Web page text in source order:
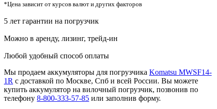
*Цена зависит от курсов валют и других факторов
5 лет гарантии на погрузчик
Можно в аренду, лизинг, трейд-ин
Любой удобный способ оплаты
Мы продаем аккумуляторы для погрузчика Komatsu MWSF14-
1R с доставкой по Москве, Спб и всей России. Вы можете
купить аккумулятор на вилочный погрузчик, позвонив по
телефону 8-800-333-57-85 или заполнив форму.